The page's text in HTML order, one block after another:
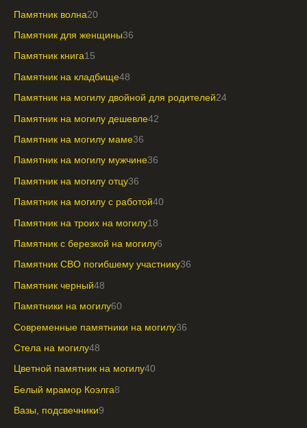
Памятник волна20
Памятник для женщины36
Памятник книга15
Памятник на кладбище48
Памятник на могилу двойной для родителей24
Памятник на могилу дешевле42
Памятник на могилу маме36
Памятник на могилу мужчине36
Памятник на могилу отцу36
Памятник на могилу с работой40
Памятник на троих на могилу18
Памятник с березкой на могилу6
Памятник СВО погибшему участнику36
Памятник черный48
Памятники на могилу60
Современные памятники на могилу36
Стела на могилу48
Цветной памятник на могилу40
Белый мрамор Коэлга8
Вазы, подсвечники9